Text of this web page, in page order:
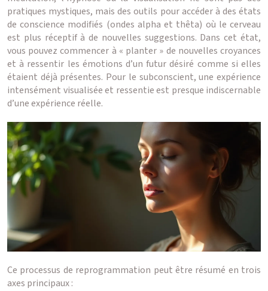
pratiques mystiques, mais des outils pour accéder à des états
de conscience modifiés (ondes alpha et thêta) où le cerveau
est plus réceptif à de nouvelles suggestions. Dans cet état,
vous pouvez commencer à « planter » de nouvelles croyances
et à ressentir les émotions d’un futur désiré comme si elles
étaient déjà présentes. Pour le subconscient, une expérience
intensément visualisée et ressentie est presque indiscernable
d’une expérience réelle.
Ce processus de reprogrammation peut être résumé en trois
axes principaux :